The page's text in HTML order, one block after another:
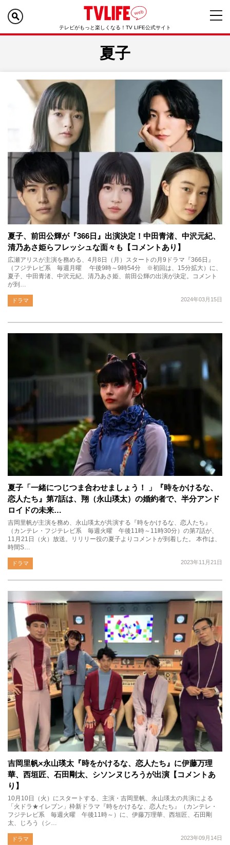
テレビがもっと楽しくなる！TV LIFE公式サイト
夏子
夏子、前田公輝が『366日』出演決定！中田青渚、中沢元紀、
清乃あさ姫らフレッシュな面々も【コメントあり】
広瀬アリスが主演を務める、4月8日（月）スタートの月9ドラマ『366日』
（フジテレビ系 毎週月曜 午後9時～9時54分 ※初回は、15分拡大）に、
夏子、中田青渚、中沢元紀、清乃あさ姫、前田公輝の出演が決定。コメント
が到…
2024年03月15日
ドラマ
夏子「一緒につじつま合わせましょう！ 」『時をかけるな、
恋人たち』第7話は、翔（永山瑛太）の婚約者で、半分アンド
ロイドの未来…
吉岡里帆が主演を務め、永山瑛太が共演する『時をかけるな、恋人たち』
（カンテレ・フジテレビ系 毎週火曜 午後11時～11時30分）の第7話が、
11月21日（火）放送。リリリー役の夏子よりコメントが到着した。 本作は、
時間S…
2023年11月21日
ドラマ
吉岡里帆×永山瑛太『時をかけるな、恋人たち』に伊藤万理
華、西垣匠、石田剛太、シソンヌじろうが出演【コメントあ
り】
10月10日（火）にスタートする、主演・吉岡里帆、永山瑛太の共演による
「火ドラ★イレブン」枠新ドラマ『時をかけるな、恋人たち』（カンテレ・
フジテレビ系 毎週火曜 午後11時～）に、伊藤万理華、西垣匠、石田剛
太、じろう（シ…
2023年09月14日
ドラマ